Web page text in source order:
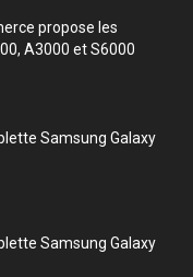
propose les
A3000 et S6000
Samsung Galaxy
Samsung Galaxy